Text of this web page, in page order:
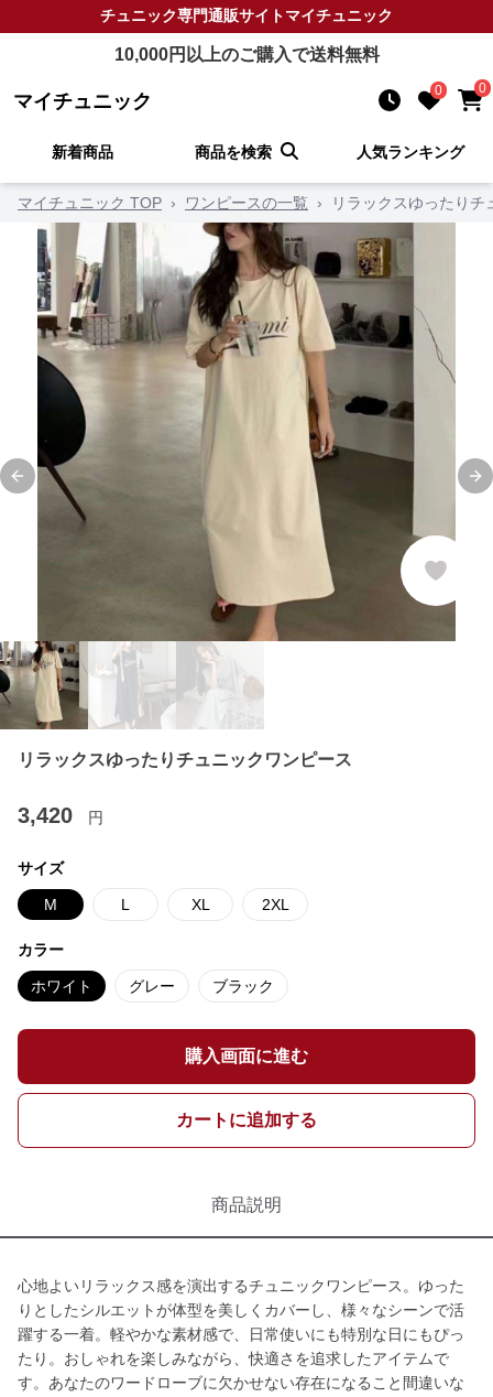
チュニック専門通販サイトマイチュニック
10,000円以上のご購入で送料無料
マイチュニック 0 0
新着商品 商品を検索 人気ランキング
マイチュニック TOP › ワンピースの一覧 › リラックスゆったりチ
Previous slide
リラックスゆったりチュニックワンピース
3,420 円
サイズ
M L XL 2XL
カラー
ホワイト グレー ブラック
購入画面に進む
カートに追加する
商品説明
心地よいリラックス感を演出するチュニックワンピース。ゆった
りとしたシルエットが体型を美しくカバーし、様々なシーンで活
躍する一着。軽やかな素材感で、日常使いにも特別な日にもぴっ
たり。おしゃれを楽しみながら、快適さを追求したアイテムで
す。あなたのワードローブに欠かせない存在になること間違いな